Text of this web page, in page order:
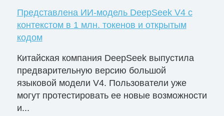
Представлена ИИ-модель DeepSeek V4 с
контекстом в 1 млн. токенов и открытым
кодом
Китайская компания DeepSeek выпустила
предварительную версию большой
языковой модели V4. Пользователи уже
могут протестировать ее новые возможности
и...